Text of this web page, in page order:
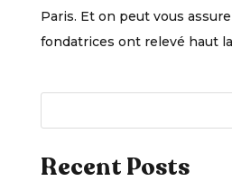
Paris. Et on peut vous
fondatrices ont relevé haut
Recent Posts